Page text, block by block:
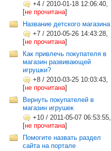
+4 / 2010-01-18 12:06:40,
[не прочитана]
Название детского магазина
+7 / 2010-05-26 14:43:28,
[не прочитана]
Как привлечь покупателя в
магазин развивающей
игрушки?
+8 / 2010-03-25 10:03:43,
[не прочитана]
Вернуть покупателей в
магазин игрушек
+10 / 2011-05-07 06:53:55,
[не прочитана]
Помогите назвать раздел
сайта на портале